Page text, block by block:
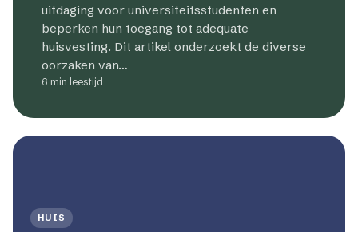
uitdaging voor universiteitsstudenten en
beperken hun toegang tot adequate
huisvesting. Dit artikel onderzoekt de diverse
oorzaken van…
6 min leestijd
HUIS